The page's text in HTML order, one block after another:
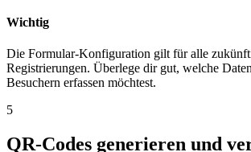
Wichtig
Die Formular-Konfiguration gilt für alle
Registrierungen. Überlege dir gut, welche
Besuchern erfassen möchtest.
5
QR-Codes generieren und